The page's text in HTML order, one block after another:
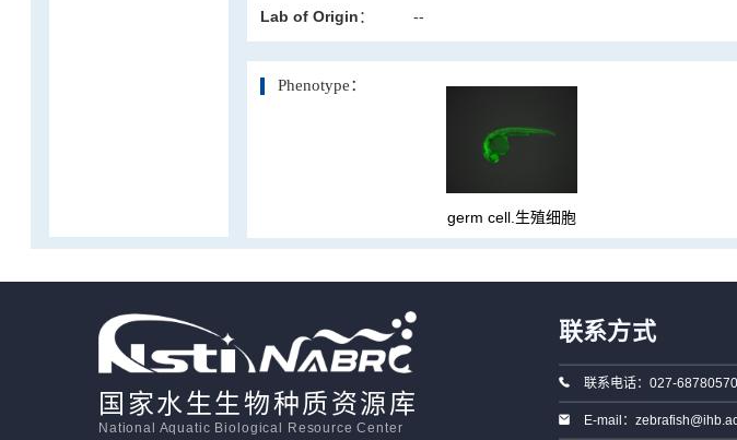
Lab of Origin： --
Phenotype：
germ cell.生殖细胞
国家水生生物种质资源库
National Aquatic Biological Resource Center
联系方式
联系电话：027-68780570
E-mail：